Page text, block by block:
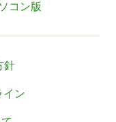
コン版
針
イン